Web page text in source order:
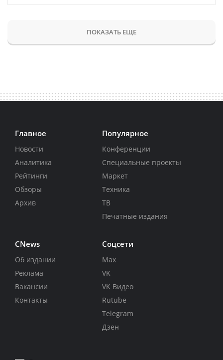
ПОКАЗАТЬ ЕЩЕ
Главное
Новости
Аналитика
Рейтинги
Обзоры
Архив
Популярное
Конференции
Специальные проекты
Маркет
Техника
ТВ
Печатные издания
CNews
Об издании
Реклама
Вакансии
Контакты
Соцсети
Max
VK
VK Видео
Rutube
Telegram
Дзен